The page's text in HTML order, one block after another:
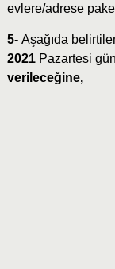
evlere/adrese
5- Aşağıda
2021 Pazartesi
verileceğine,